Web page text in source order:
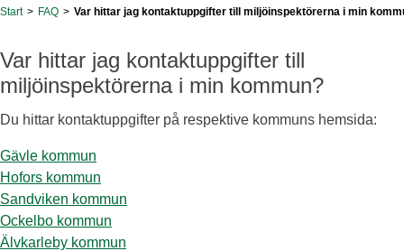
Start > FAQ > Var hittar jag kontaktuppgifter till miljöinspektörerna i min
Var hittar jag kontaktuppgifter till
miljöinspektörerna i min kommun?
Du hittar kontaktuppgifter på respektive kommuns hemsida:
Gävle kommun
Hofors kommun
Sandviken kommun
Ockelbo kommun
Älvkarleby kommun